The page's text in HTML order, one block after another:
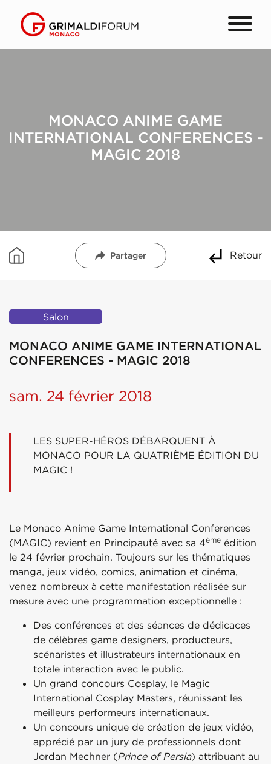
MONACO ANIME GAME
INTERNATIONAL CONFERENCES -
MAGIC 2018
Partager Retour
Salon
MONACO ANIME GAME INTERNATIONAL
CONFERENCES - MAGIC 2018
sam. 24 février 2018
LES SUPER-HÉROS DÉBARQUENT À
MONACO POUR LA QUATRIÈME ÉDITION DU
MAGIC !
Le Monaco Anime Game International Conferences
(MAGIC) revient en Principauté avec sa 4ème édition
le 24 février prochain. Toujours sur les thématiques
manga, jeux vidéo, comics, animation et cinéma,
venez nombreux à cette manifestation réalisée sur
mesure avec une programmation exceptionnelle :
Des conférences et des séances de dédicaces
de célèbres game designers, producteurs,
scénaristes et illustrateurs internationaux en
totale interaction avec le public.
Un grand concours Cosplay, le Magic
International Cosplay Masters, réunissant les
meilleurs performeurs internationaux.
Un concours unique de création de jeux vidéo,
apprécié par un jury de professionnels dont
Jordan Mechner (Prince of Persia) attribuant au